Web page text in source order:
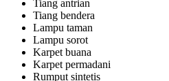
Tiang antrian
Tiang bendera
Lampu taman
Lampu sorot
Karpet buana
Karpet permadani
Rumput sintetis